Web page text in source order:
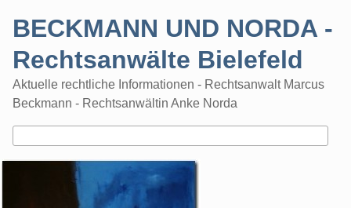
BECKMANN UND NORDA -
Rechtsanwälte Bielefeld
Aktuelle rechtliche Informationen - Rechtsanwalt Marcus
Beckmann - Rechtsanwältin Anke Norda